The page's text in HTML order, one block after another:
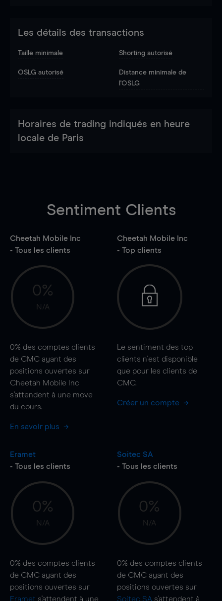
Les détails des transactions
Taille minimale Shorting autorisé
OSLG autorisé
Distance minimale de
l'OSLG
Horaires de trading indiqués en heure
locale de Paris
Sentiment Clients
Cheetah Mobile Inc
- Tous les clients
0%
N/A
0% des comptes clients
de CMC ayant des
positions ouvertes sur
Cheetah Mobile Inc
s'attendent à une move
du cours.
En savoir plus
Cheetah Mobile Inc
- Top clients
Le sentiment des top
clients n'est disponible
que pour les clients de
CMC.
Créer un compte
Eramet
- Tous les clients
0%
N/A
0% des comptes clients
de CMC ayant des
positions ouvertes sur
Eramet s'attendent à une
Soitec SA
- Tous les clients
0%
N/A
0% des comptes clients
de CMC ayant des
positions ouvertes sur
Soitec SA s'attendent à